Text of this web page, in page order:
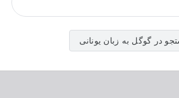
در گوگل به زبان یونانی